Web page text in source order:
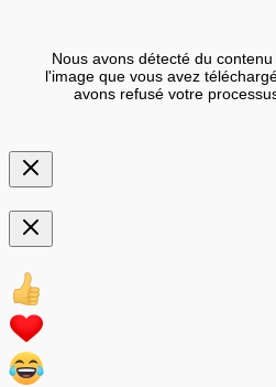
Nous avons détecté du
l'image que vous avez
avons refusé votre